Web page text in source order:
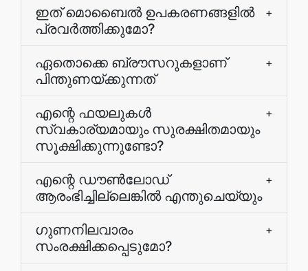
ഇത് മൊബൈൽ ഉപകരണങ്ങളിൽ
പ്രവർത്തിക്കുമോ?
+
ഏതൊക്കെ ബ്രൗസറുകളാണ്
പിന്തുണയ്ക്കുന്നത്
+
എന്റെ ഫയലുകൾ
സ്വകാര്യമായും സുരക്ഷിതമായും
സൂക്ഷിക്കുന്നുണ്ടോ?
+
എന്റെ ഡൗൺലോഡ്
ആരംഭിച്ചില്ലെങ്കിൽ എന്തുചെയ്യും
+
ഗുണനിലവാരം
സംരക്ഷിക്കപ്പെടുമോ?
+